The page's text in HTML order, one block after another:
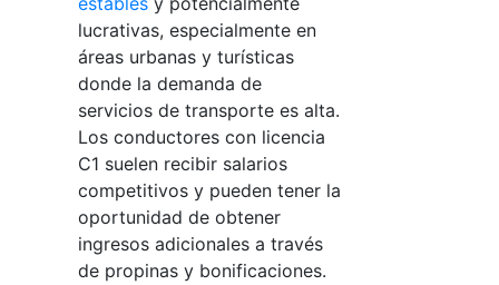
lucrativas, especialmente en
áreas urbanas y turísticas
donde la demanda de
servicios de transporte es alta.
Los conductores con licencia
C1 suelen recibir salarios
competitivos y pueden tener la
oportunidad de obtener
ingresos adicionales a través
de propinas y bonificaciones.